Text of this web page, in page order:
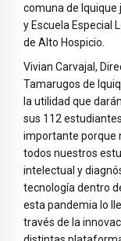
comuna de Iquique
y Escuela Especial
de Alto Hospicio.
Vivian Carvajal,
Tamarugos de
la utilidad que
sus 112
importante porque
todos nuestros
intelectual y
tecnología dentro
esta pandemia lo
través de la